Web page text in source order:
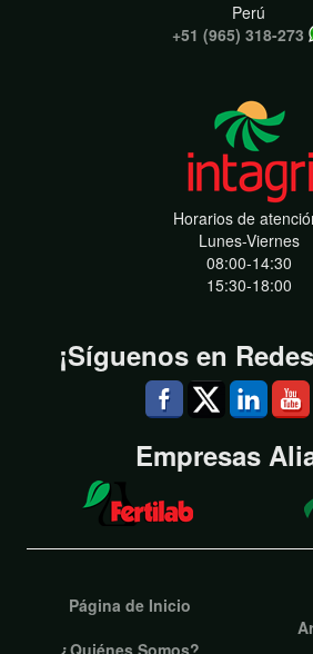
Perú
+51 (965) 318-273
Horarios de
Lunes-Viernes
08:00-14:30
15:30-18:00
¡Síguenos en
Empresas
Página de Inicio
¿Quiénes Somos?